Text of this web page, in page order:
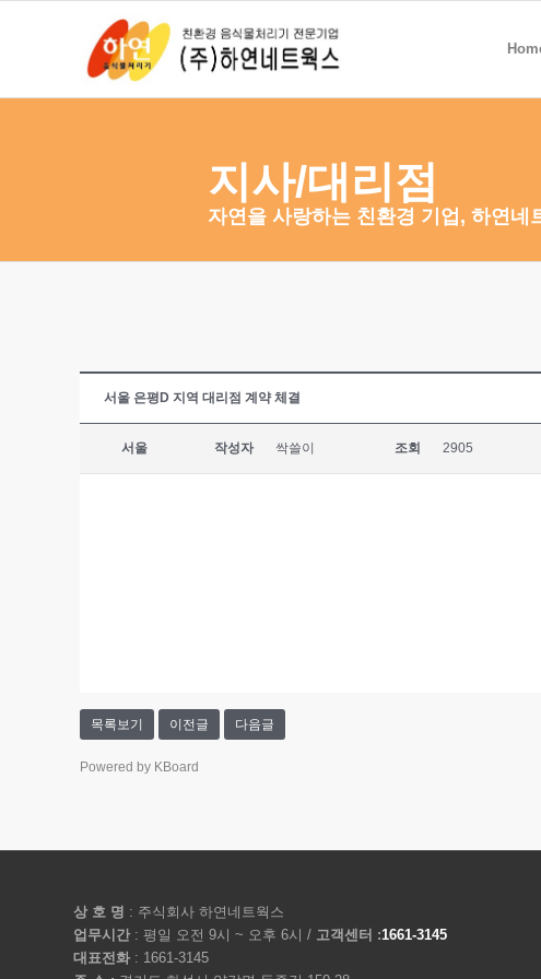
지사/대리점
자연을 사랑하는 친환경 기업, 하연네
서울 은평D 지역 대리점 계약 체결
서울 작성자 싹쓸이 조회 2905
목록보기 이전글 다음글
Powered by KBoard
상 호 명 : 주식회사 하연네트웍스
업무시간 : 평일 오전 9시 ~ 오후 6시 / 고객센터 :1661-3145
대표전화 : 1661-3145